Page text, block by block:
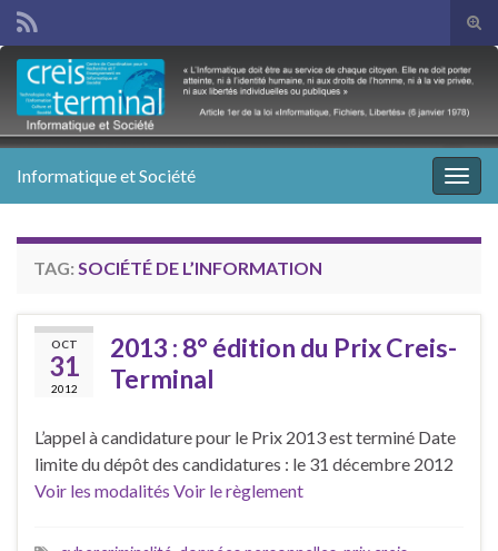
Search for:
Informatique et Société
TAG: SOCIÉTÉ DE L’INFORMATION
OCT
31
2012
2013 : 8° édition du Prix Creis-
Terminal
L’appel à candidature pour le Prix 2013 est terminé Date
limite du dépôt des candidatures : le 31 décembre 2012
Voir les modalités Voir le règlement